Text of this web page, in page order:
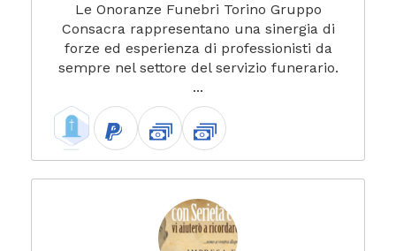
Le Onoranze Funebri Torino Gruppo
Consacra rappresentano una sinergia di
forze ed esperienza di professionisti da
sempre nel settore del servizio funerario.
...